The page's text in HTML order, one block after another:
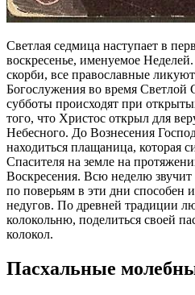
Светлая седмица наступает в
воскресенье, именуемое
скорби, все православные
Богослужения во время
субботы происходят при
того, что Христос открыл для
Небесного. До Вознесения
находиться плащаница, которая
Спасителя на земле на
Воскресения. Всю неделю
по поверьям в эти дни способен
недугов. По древней традиции
колокольню, поделиться своей
колокол.
Пасхальные